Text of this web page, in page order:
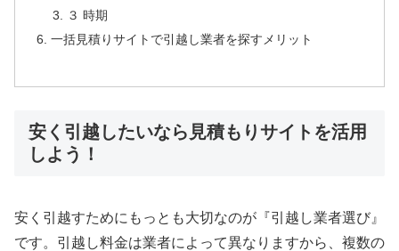
３ 時期
一括見積りサイトで引越し業者を探すメリット
安く引越したいなら見積もりサイトを活用
しよう！
安く引越すためにもっとも大切なのが『引越し業者選び』
です。引越し料金は業者によって異なりますから、複数の